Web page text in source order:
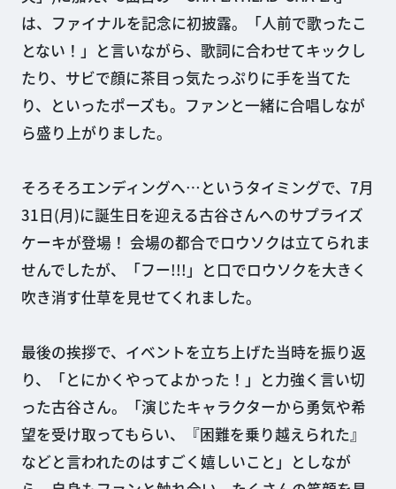
は、ファイナルを記念に初披露。「人前で歌ったこ
とない！」と言いながら、歌詞に合わせてキックし
たり、サビで顔に茶目っ気たっぷりに手を当てた
り、といったポーズも。ファンと一緒に合唱しなが
ら盛り上がりました。
そろそろエンディングへ…というタイミングで、7月
31日(月)に誕生日を迎える古谷さんへのサプライズ
ケーキが登場！ 会場の都合でロウソクは立てられま
せんでしたが、「フー!!!」と口でロウソクを大きく
吹き消す仕草を見せてくれました。
最後の挨拶で、イベントを立ち上げた当時を振り返
り、「とにかくやってよかった！」と力強く言い切
った古谷さん。「演じたキャラクターから勇気や希
望を受け取ってもらい、『困難を乗り越えられた』
などと言われたのはすごく嬉しいこと」としなが